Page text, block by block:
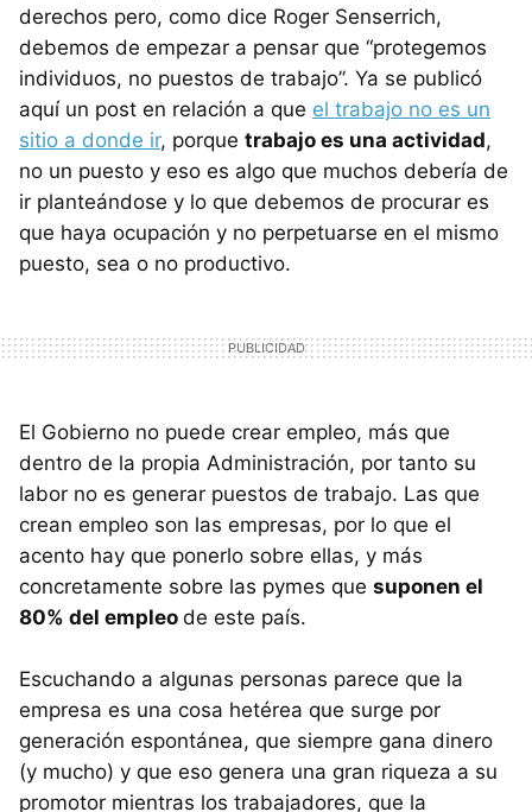
derechos pero, como dice Roger Senserrich,
debemos de empezar a pensar que “protegemos
individuos, no puestos de trabajo”. Ya se publicó
aquí un post en relación a que el trabajo no es un
sitio a donde ir, porque trabajo es una actividad,
no un puesto y eso es algo que muchos debería de
ir planteándose y lo que debemos de procurar es
que haya ocupación y no perpetuarse en el mismo
puesto, sea o no productivo.
El Gobierno no puede crear empleo, más que
dentro de la propia Administración, por tanto su
labor no es generar puestos de trabajo. Las que
crean empleo son las empresas, por lo que el
acento hay que ponerlo sobre ellas, y más
concretamente sobre las pymes que suponen el
80% del empleo de este país.
Escuchando a algunas personas parece que la
empresa es una cosa hetérea que surge por
generación espontánea, que siempre gana dinero
(y mucho) y que eso genera una gran riqueza a su
promotor mientras los trabajadores, que la